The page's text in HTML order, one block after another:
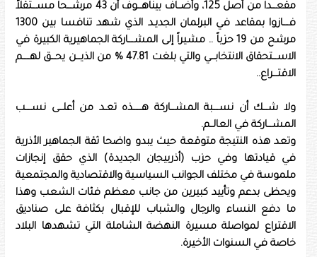
مقعـــداً من أصل 125، وأضــاف بيناهـــوف أن 43 مرشـــحاً مســـتقلاً
فــــازوا بمقاعد في البرلمان الجديـد الذي شهد تنافسا بين 1300
مرشح من 19 حزباً .. مشيراً إلى المشــــاركة الجماهيرية الكبيرة في
الاســـتحقاق الانتخابـــي والتي بلغت 47.81 % من الذيـــن يحـــق لهـــــم
الاقتـــراع..
ولا شـــك أن نســــبة المشـــاركة هــــــذه تعـد من أعلـــى نســــب
المشـــاركة في العالــم.
وتعد هذه النتيجة متوقعة حيث يبدو واضحا ثقة الجماهير الأذرية
في قيادتها وفي حزب (أذربيجان الجديدة) الذي حقق إنجازات
ملموسة في مختلف الجوانب السياسية والاقتصادية والمجتمعية
ويحظى بدعم وتأييد كبيرين من جانب معظم فئات الشعب وهذا
ما دفع النساء والرجال والشباب للإقبال بكثافة على صناديق
الاقتراع لمواصلة مسيرة النهضة الشاملة التي تشهدها البلاد
خاصة في السنوات الأخيرة.